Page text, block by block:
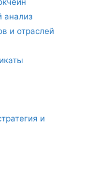
анализ
и отраслей
и